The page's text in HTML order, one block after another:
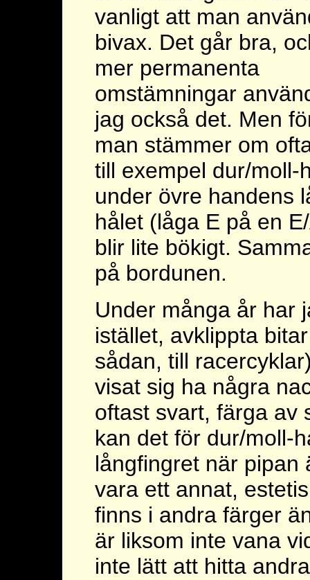
vanligt att man
bivax. Det går bra,
mer permanenta
omstämningar
jag också det. Men
man stämmer om
till exempel dur/moll-
under övre handens
hålet (låga E på en
blir lite bökigt.
på bordunen.
Under många år har
istället, avklippta
sådan, till
visat sig ha några
oftast svart, färga av
kan det för dur/moll-
långfingret när pipan
vara ett annat,
finns i andra färger
är liksom inte vana
inte lätt att hitta